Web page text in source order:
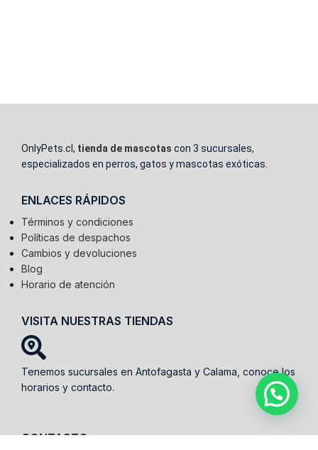
OnlyPets.cl, tienda de mascotas con 3 sucursales,
especializados en perros, gatos y mascotas exóticas.
ENLACES RÁPIDOS
Términos y condiciones
Políticas de despachos
Cambios y devoluciones
Blog
Horario de atención
VISITA NUESTRAS TIENDAS
Tenemos sucursales en Antofagasta y Calama, conoce los
horarios y contacto.
CONTACTO